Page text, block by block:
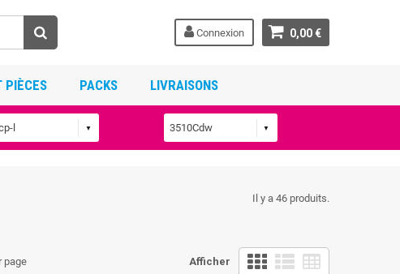
0,00 €
Connexion
PIÈCES PACKS LIVRAISONS
Il y a 46 produits.
Afficher
page